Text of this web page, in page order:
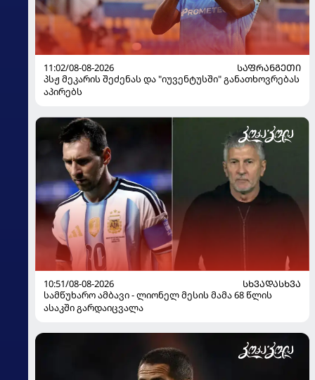
11:02/08-08-2026
ᲡᲐᲤᲠᲐᲜᲒᲔᲗᲘ
პსჟ მეკარის შეძენას და "იუვენტუსში" განათხოვრებას
აპირებს
10:51/08-08-2026
ᲡᲮᲕᲐᲓᲐᲡᲮᲕᲐ
სამწუხარო ამბავი - ლიონელ მესის მამა 68 წლის
ასაკში გარდაიცვალა